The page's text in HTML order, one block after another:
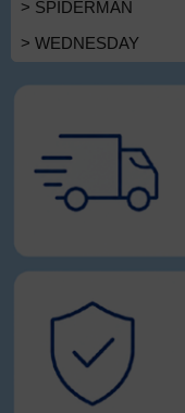
> SPIDERMAN
> WEDNESDAY